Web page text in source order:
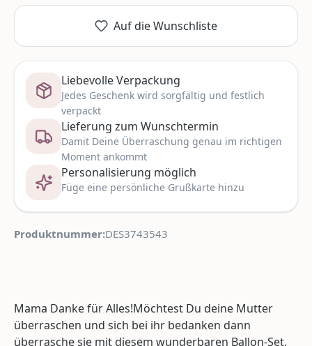
Auf die Wunschliste
Liebevolle Verpackung
Jedes Geschenk wird sorgfältig und festlich
verpackt
Lieferung zum Wunschtermin
Damit Deine Überraschung genau im richtigen
Moment ankommt
Personalisierung möglich
Füge eine persönliche Grußkarte hinzu
Produktnummer:DES3743543
Mama Danke für Alles!Möchtest Du deine Mutter
überraschen und sich bei ihr bedanken dann
überrasche sie mit diesem wunderbaren Ballon-Set.